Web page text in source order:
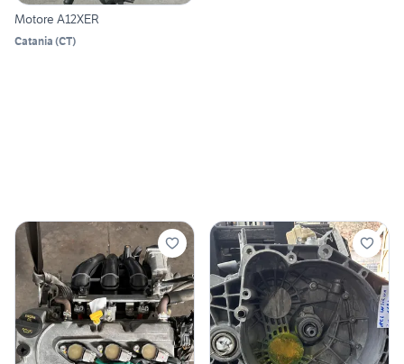
Motore A12XER
Catania (CT)